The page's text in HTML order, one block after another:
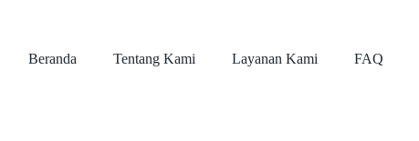
Beranda Tentang Kami Layanan Kami FAQ